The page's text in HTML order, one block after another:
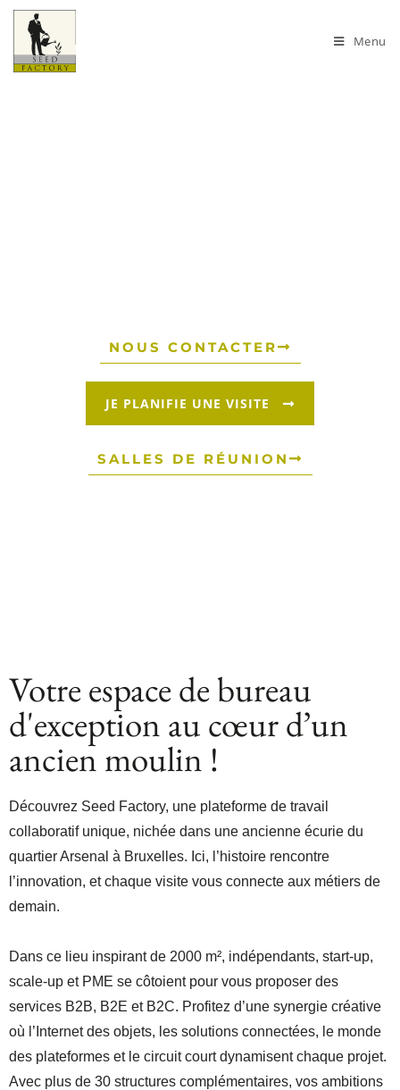
Menu
NOUS CONTACTER
JE PLANIFIE UNE VISITE
SALLES DE RÉUNION
Votre espace de bureau
d'exception au cœur d’un
ancien moulin !
Découvrez Seed Factory, une plateforme de travail
collaboratif unique, nichée dans une ancienne écurie du
quartier Arsenal à Bruxelles. Ici, l’histoire rencontre
l’innovation, et chaque visite vous connecte aux métiers de
demain.
Dans ce lieu inspirant de 2000 m², indépendants, start-up,
scale-up et PME se côtoient pour vous proposer des
services B2B, B2E et B2C. Profitez d’une synergie créative
où l’Internet des objets, les solutions connectées, le monde
des plateformes et le circuit court dynamisent chaque projet.
Avec plus de 30 structures complémentaires, vos ambitions